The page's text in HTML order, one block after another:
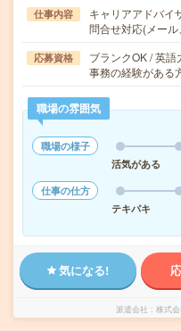
仕事内容
キャリアアドバイ
問合せ対応(メー
応募資格
ブランクOK / 英語
事務の経験がある
職場の雰囲気
職場の様子
活気がある
仕事の仕方
テキパキ
気になる!
派遣会社 株式